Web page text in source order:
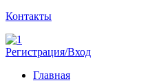
Контакты
Регистрация/Вход
Главная